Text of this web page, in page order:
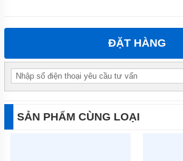
ĐẶT HÀNG
SẢN PHẨM CÙNG LOẠI